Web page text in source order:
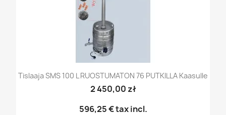
Tislaaja SMS 100 L RUOSTUMATON 76 PUTKILLA Kaasulle
2 450,00 zł
596,25 €tax incl.